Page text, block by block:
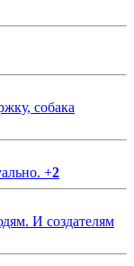
собака
+2
И создателям